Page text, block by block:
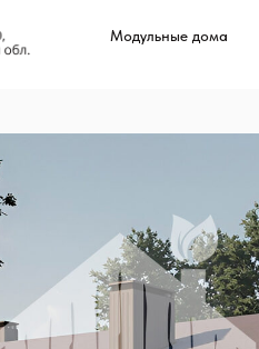
Модульные дома